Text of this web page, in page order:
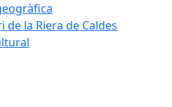
de la Riera de Caldes